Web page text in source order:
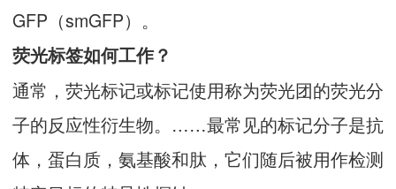
GFP（smGFP）。
荧光标签如何工作？
通常，荧光标记或标记使用称为荧光团的荧光分
子的反应性衍生物。……最常见的标记分子是抗
体，蛋白质，氨基酸和肽，它们随后被用作检测